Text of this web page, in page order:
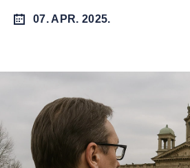
07. APR. 2025.